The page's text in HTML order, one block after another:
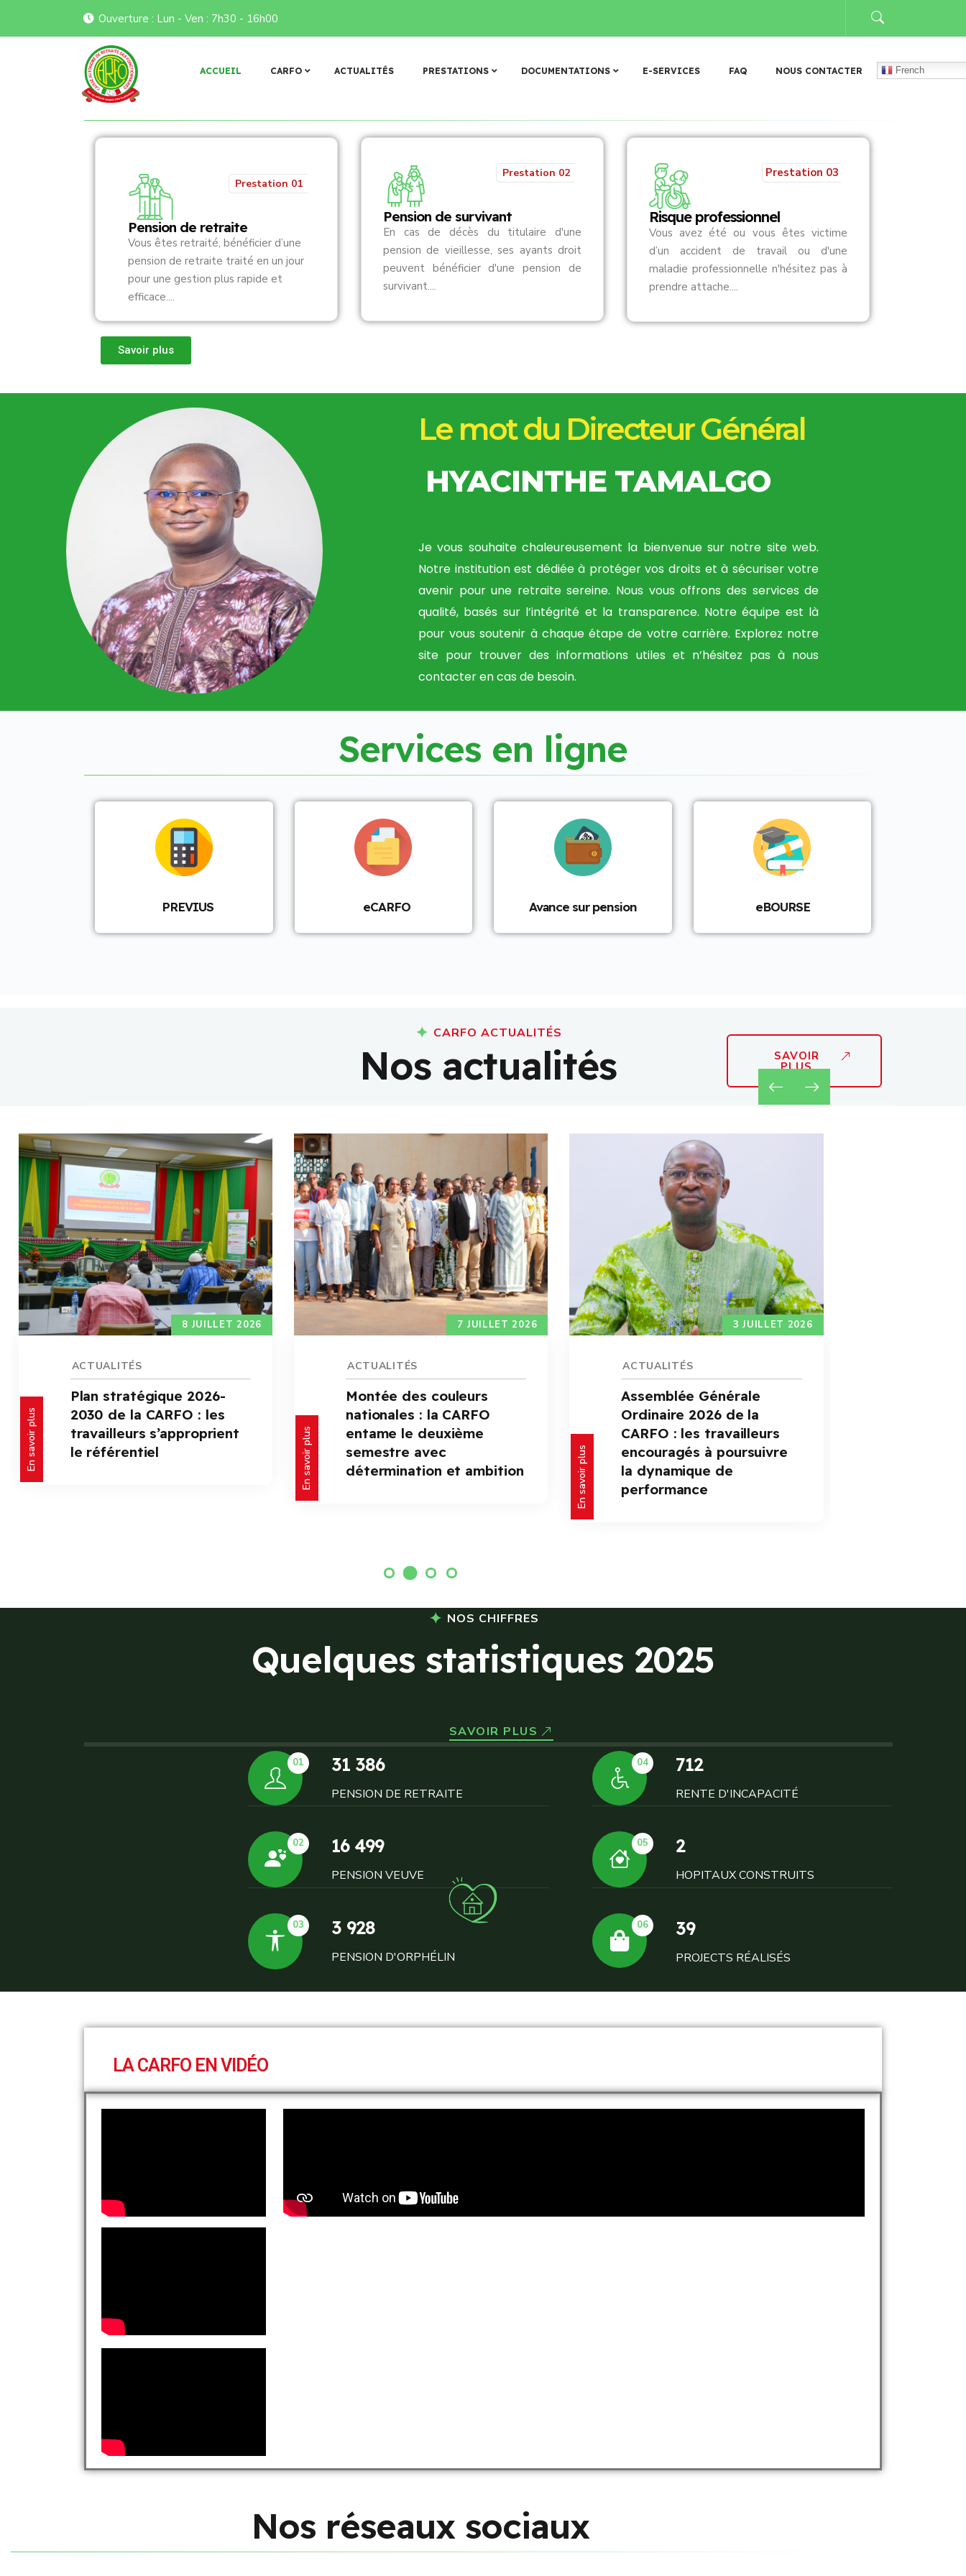
Ouverture : Lun - Ven : 7h30 - 16h00
ACCUEIL CARFO ACTUALITÉS PRESTATIONS DOCUMENTATIONS E-SERVICES FAQ NOUS CONTACTER French
Flash infos
N s pre tations
Pension de retraite
Prestation 01
Vous êtes retraité, bénéficier d’une
pension de retraite traité en un jour
pour une gestion plus rapide et
efficace....
Prestation 02
Pension de survivant
En cas de décès du titulaire d'une
pension de vieillesse, ses ayants droit
peuvent bénéficier d'une pension de
survivant....
Prestation 03
Risque professionnel
Vous avez été ou vous êtes victime
d’un accident de travail ou d'une
maladie professionnelle n'hésitez pas à
prendre attache....
Savoir plus
Le mot du Directeur Général
HYACINTHE TAMALGO
Je vous souhaite chaleureusement la bienvenue sur notre site web.
Notre institution est dédiée à protéger vos droits et à sécuriser votre
avenir pour une retraite sereine. Nous vous offrons des services de
qualité, basés sur l’intégrité et la transparence. Notre équipe est là
pour vous soutenir à chaque étape de votre carrière. Explorez notre
site pour trouver des informations utiles et n’hésitez pas à nous
contacter en cas de besoin.
Services en ligne
PREVIUS eCARFO Avance sur pension eBOURSE
CARFO ACTUALITÉS
Nos actualités SAVOIR
PLUS
ACTUALITÉS
8 JUILLET 2026
Plan stratégique 2026-
2030 de la CARFO : les
travailleurs s’approprient
le référentiel
En savoir plus
ACTUALITÉS
7 JUILLET 2026
Montée des couleurs
nationales : la CARFO
entame le deuxième
semestre avec
détermination et ambition
En savoir plus
ACTUALITÉS
3 JUILLET 2026
Assemblée Générale
Ordinaire 2026 de la
CARFO : les travailleurs
encouragés à poursuivre
la dynamique de
performance
En savoir plus
NOS CHIFFRES
Quelques statistiques 2025
SAVOIR PLUS
01 31 386
PENSION DE RETRAITE
02 16 499
PENSION VEUVE
03 3 928
PENSION D'ORPHÉLIN
04 712
RENTE D'INCAPACITÉ
05 2
HOPITAUX CONSTRUITS
06 39
PROJECTS RÉALISÉS
LA CARFO EN VIDÉO
Nos réseaux sociaux